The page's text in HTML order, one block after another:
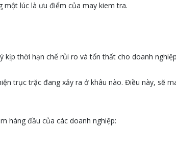
một lúc là ưu điểm của may kiem tra.
thời hạn chế rủi ro và tổn thất cho doanh
trục trặc đang xảy ra ở khâu nào. Điều này, sẽ
hàng đầu của các doanh nghiệp: